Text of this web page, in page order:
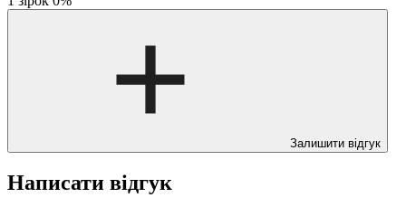
Залишити відгук
Написати відгук